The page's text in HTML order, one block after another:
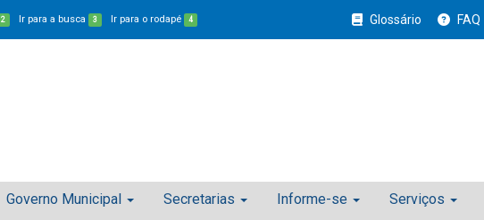
2 Ir para a busca 3 Ir para o rodapé 4 Glossário FAQ
Governo Municipal Secretarias Informe-se Serviços